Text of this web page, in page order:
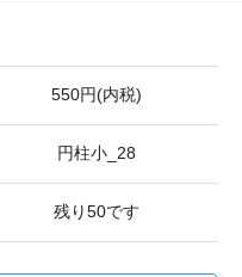
550円(内税)
円柱小_28
残り50です